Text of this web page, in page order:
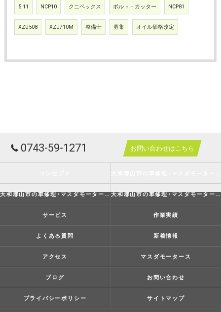
5.11 NCP10 クニペックス ボルト・カッター NCP81
XZU508 XZU710M 整備士 募集 オイル価格改定
0743-59-1271 お問い合わせはこちら
大和郡山市の車修理･マスダモータースの評判 大和郡山市の車修理･マスダモータースのお客様の声
サービス 作業実績
よくある質問 新着情報
アクセス マスダモータース
ブログ お問い合わせ
プライバシーポリシー サイトマップ